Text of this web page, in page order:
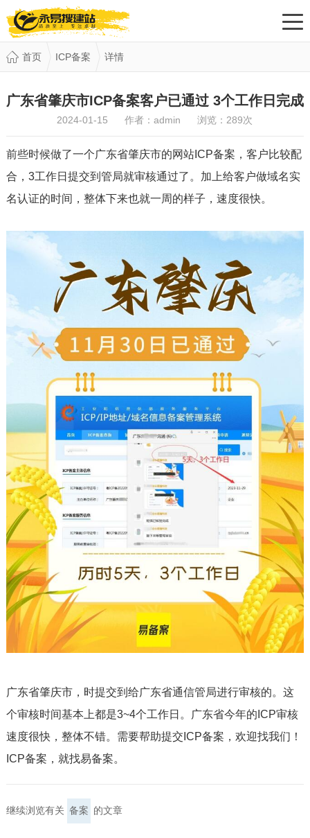
首页 ICP备案 详情
广东省肇庆市ICP备案客户已通过 3个工作日完成
2024-01-15 作者：admin 浏览： 289次
前些时候做了一个广东省肇庆市的网站ICP备案，客户比较配
合，3工作日提交到管局就审核通过了。加上给客户做域名实
名认证的时间，整体下来也就一周的样子，速度很快。
广东省肇庆市，时提交到给广东省通信管局进行审核的。这
个审核时间基本上都是3~4个工作日。广东省今年的ICP审核
速度很快，整体不错。需要帮助提交ICP备案，欢迎找我们！
ICP备案，就找易备案。
继续浏览有关 备案 的文章